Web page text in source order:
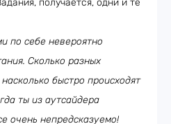
получается, одни и те
по себе невероятно
Сколько разных
быстро происходят
ты из аутсайдера
очень непредсказуемо!